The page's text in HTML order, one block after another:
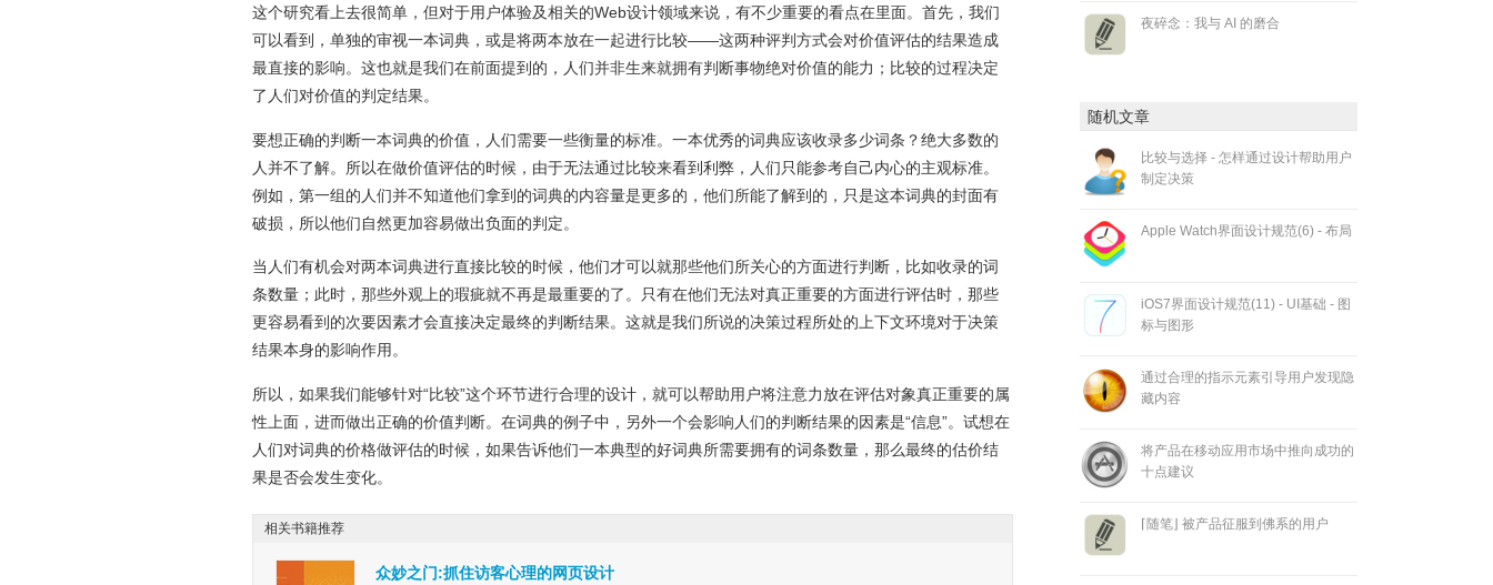
这个研究看上去很简单，但对于用户体验及相关的Web设计领域来说，有不少重要的看点在里面。首先，我们
可以看到，单独的审视一本词典，或是将两本放在一起进行比较——这两种评判方式会对价值评估的结果造成
最直接的影响。这也就是我们在前面提到的，人们并非生来就拥有判断事物绝对价值的能力；比较的过程决定
了人们对价值的判定结果。
要想正确的判断一本词典的价值，人们需要一些衡量的标准。一本优秀的词典应该收录多少词条？绝大多数的
人并不了解。所以在做价值评估的时候，由于无法通过比较来看到利弊，人们只能参考自己内心的主观标准。
例如，第一组的人们并不知道他们拿到的词典的内容量是更多的，他们所能了解到的，只是这本词典的封面有
破损，所以他们自然更加容易做出负面的判定。
当人们有机会对两本词典进行直接比较的时候，他们才可以就那些他们所关心的方面进行判断，比如收录的词
条数量；此时，那些外观上的瑕疵就不再是最重要的了。只有在他们无法对真正重要的方面进行评估时，那些
更容易看到的次要因素才会直接决定最终的判断结果。这就是我们所说的决策过程所处的上下文环境对于决策
结果本身的影响作用。
所以，如果我们能够针对“比较”这个环节进行合理的设计，就可以帮助用户将注意力放在评估对象真正重要的属
性上面，进而做出正确的价值判断。在词典的例子中，另外一个会影响人们的判断结果的因素是“信息”。试想在
人们对词典的价格做评估的时候，如果告诉他们一本典型的好词典所需要拥有的词条数量，那么最终的估价结
果是否会发生变化。
众妙之门:抓住访客心理的网页设计
相关书籍推荐
夜碎念：我与 AI 的磨合
随机文章
比较与选择 - 怎样通过设计帮助用户
制定决策
Apple Watch界面设计规范(6) - 布局
iOS7界面设计规范(11) - UI基础 - 图
标与图形
通过合理的指示元素引导用户发现隐
藏内容
将产品在移动应用市场中推向成功的
十点建议
⌈随笔⌋ 被产品征服到佛系的用户